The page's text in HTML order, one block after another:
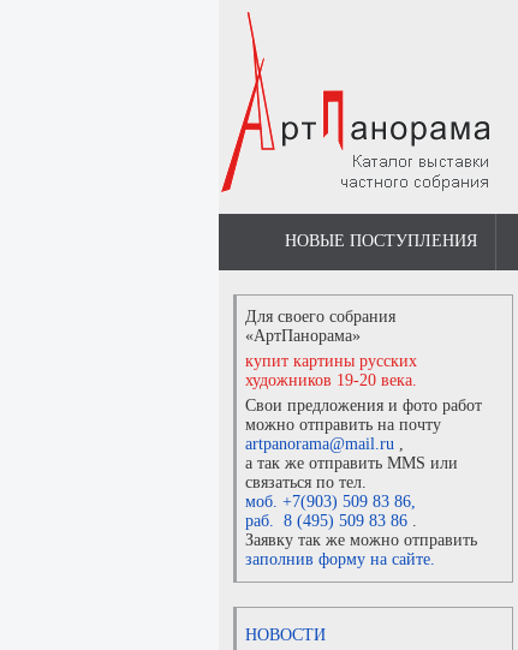
НОВЫЕ ПОСТУПЛЕНИЯ
Для своего собрания
«АртПанорама»
купит картины русских
художников 19-20 века.
Свои предложения и фото работ
можно отправить на почту
artpanorama@mail.ru ,
а так же отправить MMS или
связаться по тел.
моб. +7(903) 509 83 86,
раб. 8 (495) 509 83 86 .
Заявку так же можно отправить
заполнив форму на сайте.
НОВОСТИ